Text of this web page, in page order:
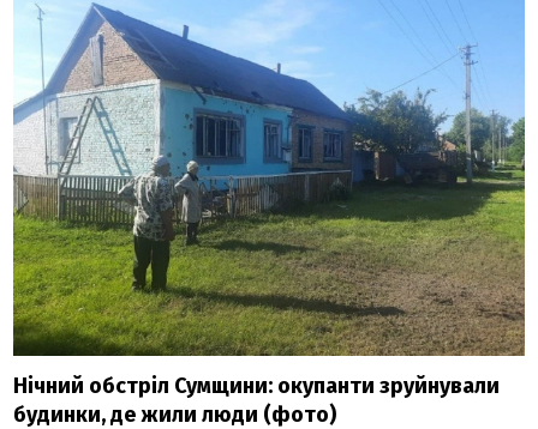
Нічний обстріл Сумщини: окупанти зруйнували
будинки, де жили люди (фото)